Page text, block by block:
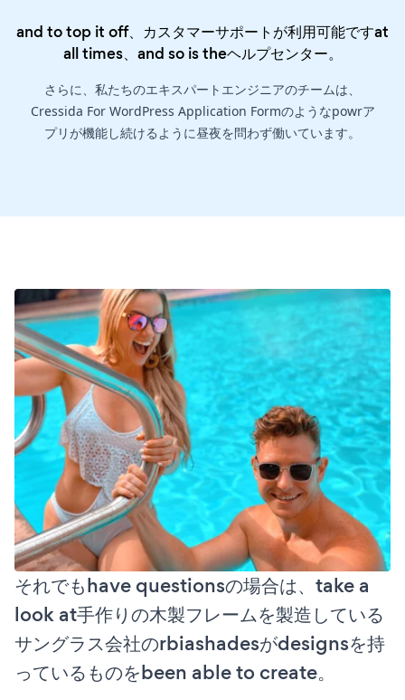
and to top it off、カスタマーサポートが利用可能ですat
all times、and so is theヘルプセンター。
さらに、私たちのエキスパートエンジニアのチームは、
Cressida For WordPress Application Formのようなpowrア
プリが機能し続けるように昼夜を問わず働いています。
それでもhave questionsの場合は、take a
look at手作りの木製フレームを製造している
サングラス会社のrbiashadesがdesignsを持
っているものをbeen able to create。